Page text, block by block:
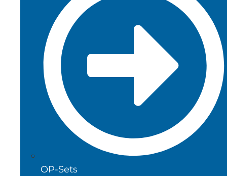
OP-Sets